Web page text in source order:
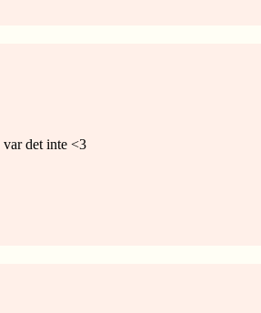
det inte <3